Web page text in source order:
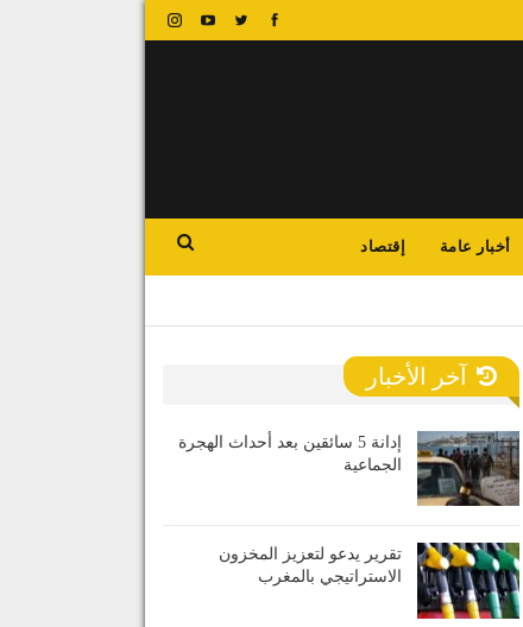
أخبار عامة إقتصاد
آخر الأخبار
إدانة 5 سائقين بعد أحداث الهجرة
الجماعية
تقرير يدعو لتعزيز المخزون
الاستراتيجي بالمغرب